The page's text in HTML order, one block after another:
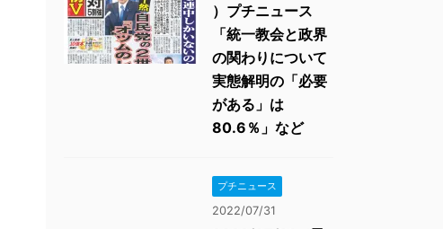
）プチニュース
「統一教会と政界
の関わりについて
実態解明の「必要
がある」は
80.6％」など
プチニュース
2022/07/31